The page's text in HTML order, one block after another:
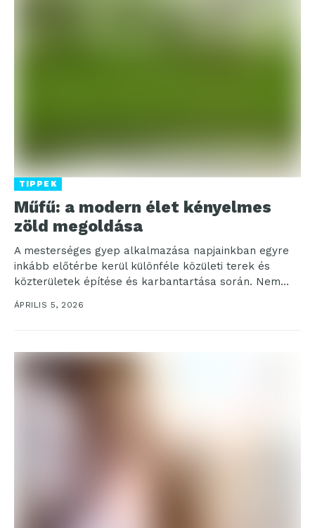
TIPPEK
Műfű: a modern élet kényelmes
zöld megoldása
A mesterséges gyep alkalmazása napjainkban egyre
inkább előtérbe kerül különféle közületi terek és
közterületek építése és karbantartása során. Nem
véletlenül, hiszen több előnnyel...
ÁPRILIS 5, 2026